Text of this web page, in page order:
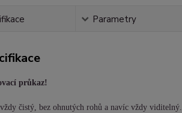
Parametry
průkaz!
čistý, bez ohnutých rohů a navíc vždy viditelný.